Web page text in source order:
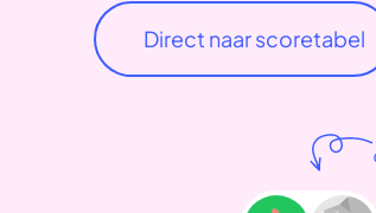
Direct naar scoretabel